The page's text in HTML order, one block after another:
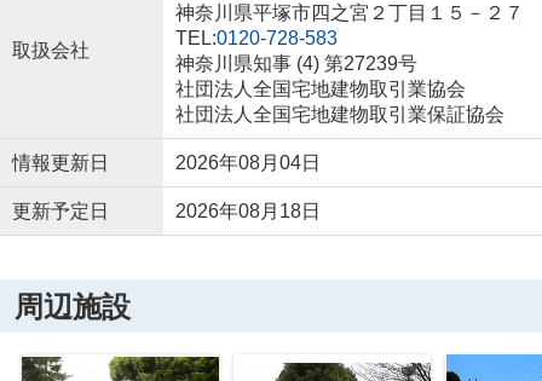
取扱会社
神奈川県平塚市四之宮２丁目１５－２７
TEL:0120-728-583
神奈川県知事 (4) 第27239号
社団法人全国宅地建物取引業協会
社団法人全国宅地建物取引業保証協会
情報更新日 2026年08月04日
更新予定日 2026年08月18日
周辺施設